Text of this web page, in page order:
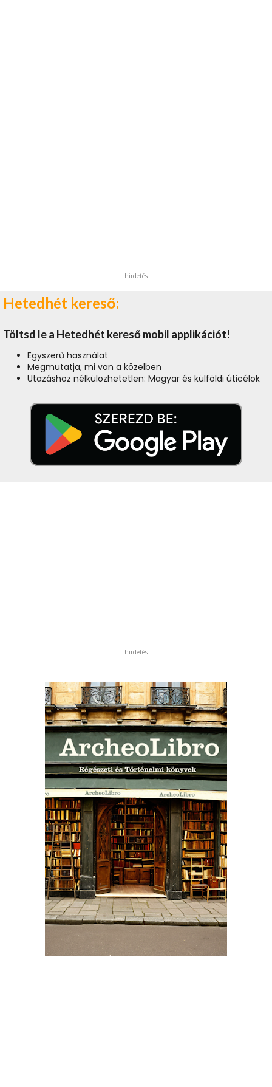
hirdetés
Hetedhét kereső:
Töltsd le a Hetedhét kereső mobil applikációt!
Egyszerű használat
Megmutatja, mi van a közelben
Utazáshoz nélkülözhetetlen: Magyar és külföldi úticélok
hirdetés